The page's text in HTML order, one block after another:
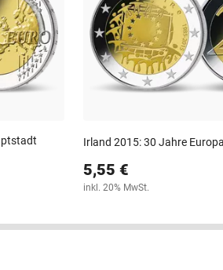
Irland 2015: 30 Jahre
5,55 €
inkl. 20% MwSt.